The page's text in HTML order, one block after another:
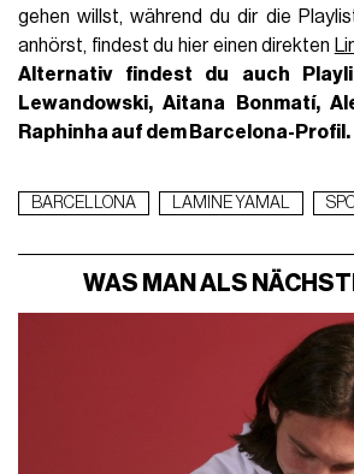
gehen willst, während du dir die
anhörst, findest du hier einen direkten
Alternativ findest du auch
Lewandowski, Aitana Bonmatí,
Raphinha auf dem Barcelona-Profil.
BARCELLONA LAMINE YAMAL
WAS MAN ALS